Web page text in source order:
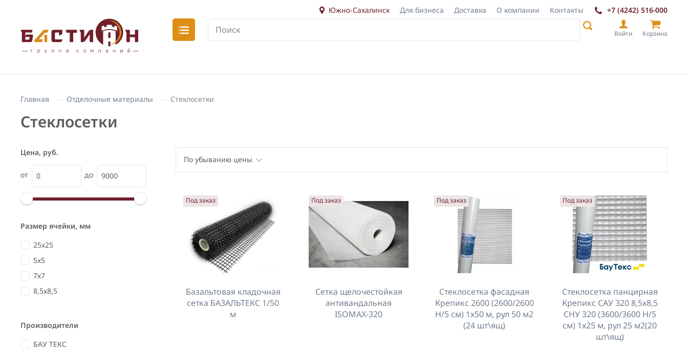
Южно-Сахалинск Для бизнеса Доставка О компании Контакты +7 (4242) 516-000
Войти Корзина
Главная Отделочные материалы Стеклосетки
Стеклосетки
Цена, руб.
от до
Размер ячейки, мм
25х25
5х5
7х7
8,5х8,5
Производители
БАУ ТЕКС
По убыванию цены
По возрастанию цены
По наименованию
Базальтовая кладочная
сетка БАЗАЛЬТЕКС 1/50
м
Под заказ
Сетка щелочестойкая
антивандальная
ISOMAX-320
Под заказ
Стеклосетка фасадная
Крепикс 2600 (2600/2600
Н/5 см) 1х50 м, рул 50 м2
(24 шт\ящ)
Под заказ
Стеклосетка панцирная
Крепикс САУ 320 8,5х8,5
СНУ 320 (3600/3600 Н/5
см) 1х25 м, рул 25 м2(20
шт\ящ)
Под заказ